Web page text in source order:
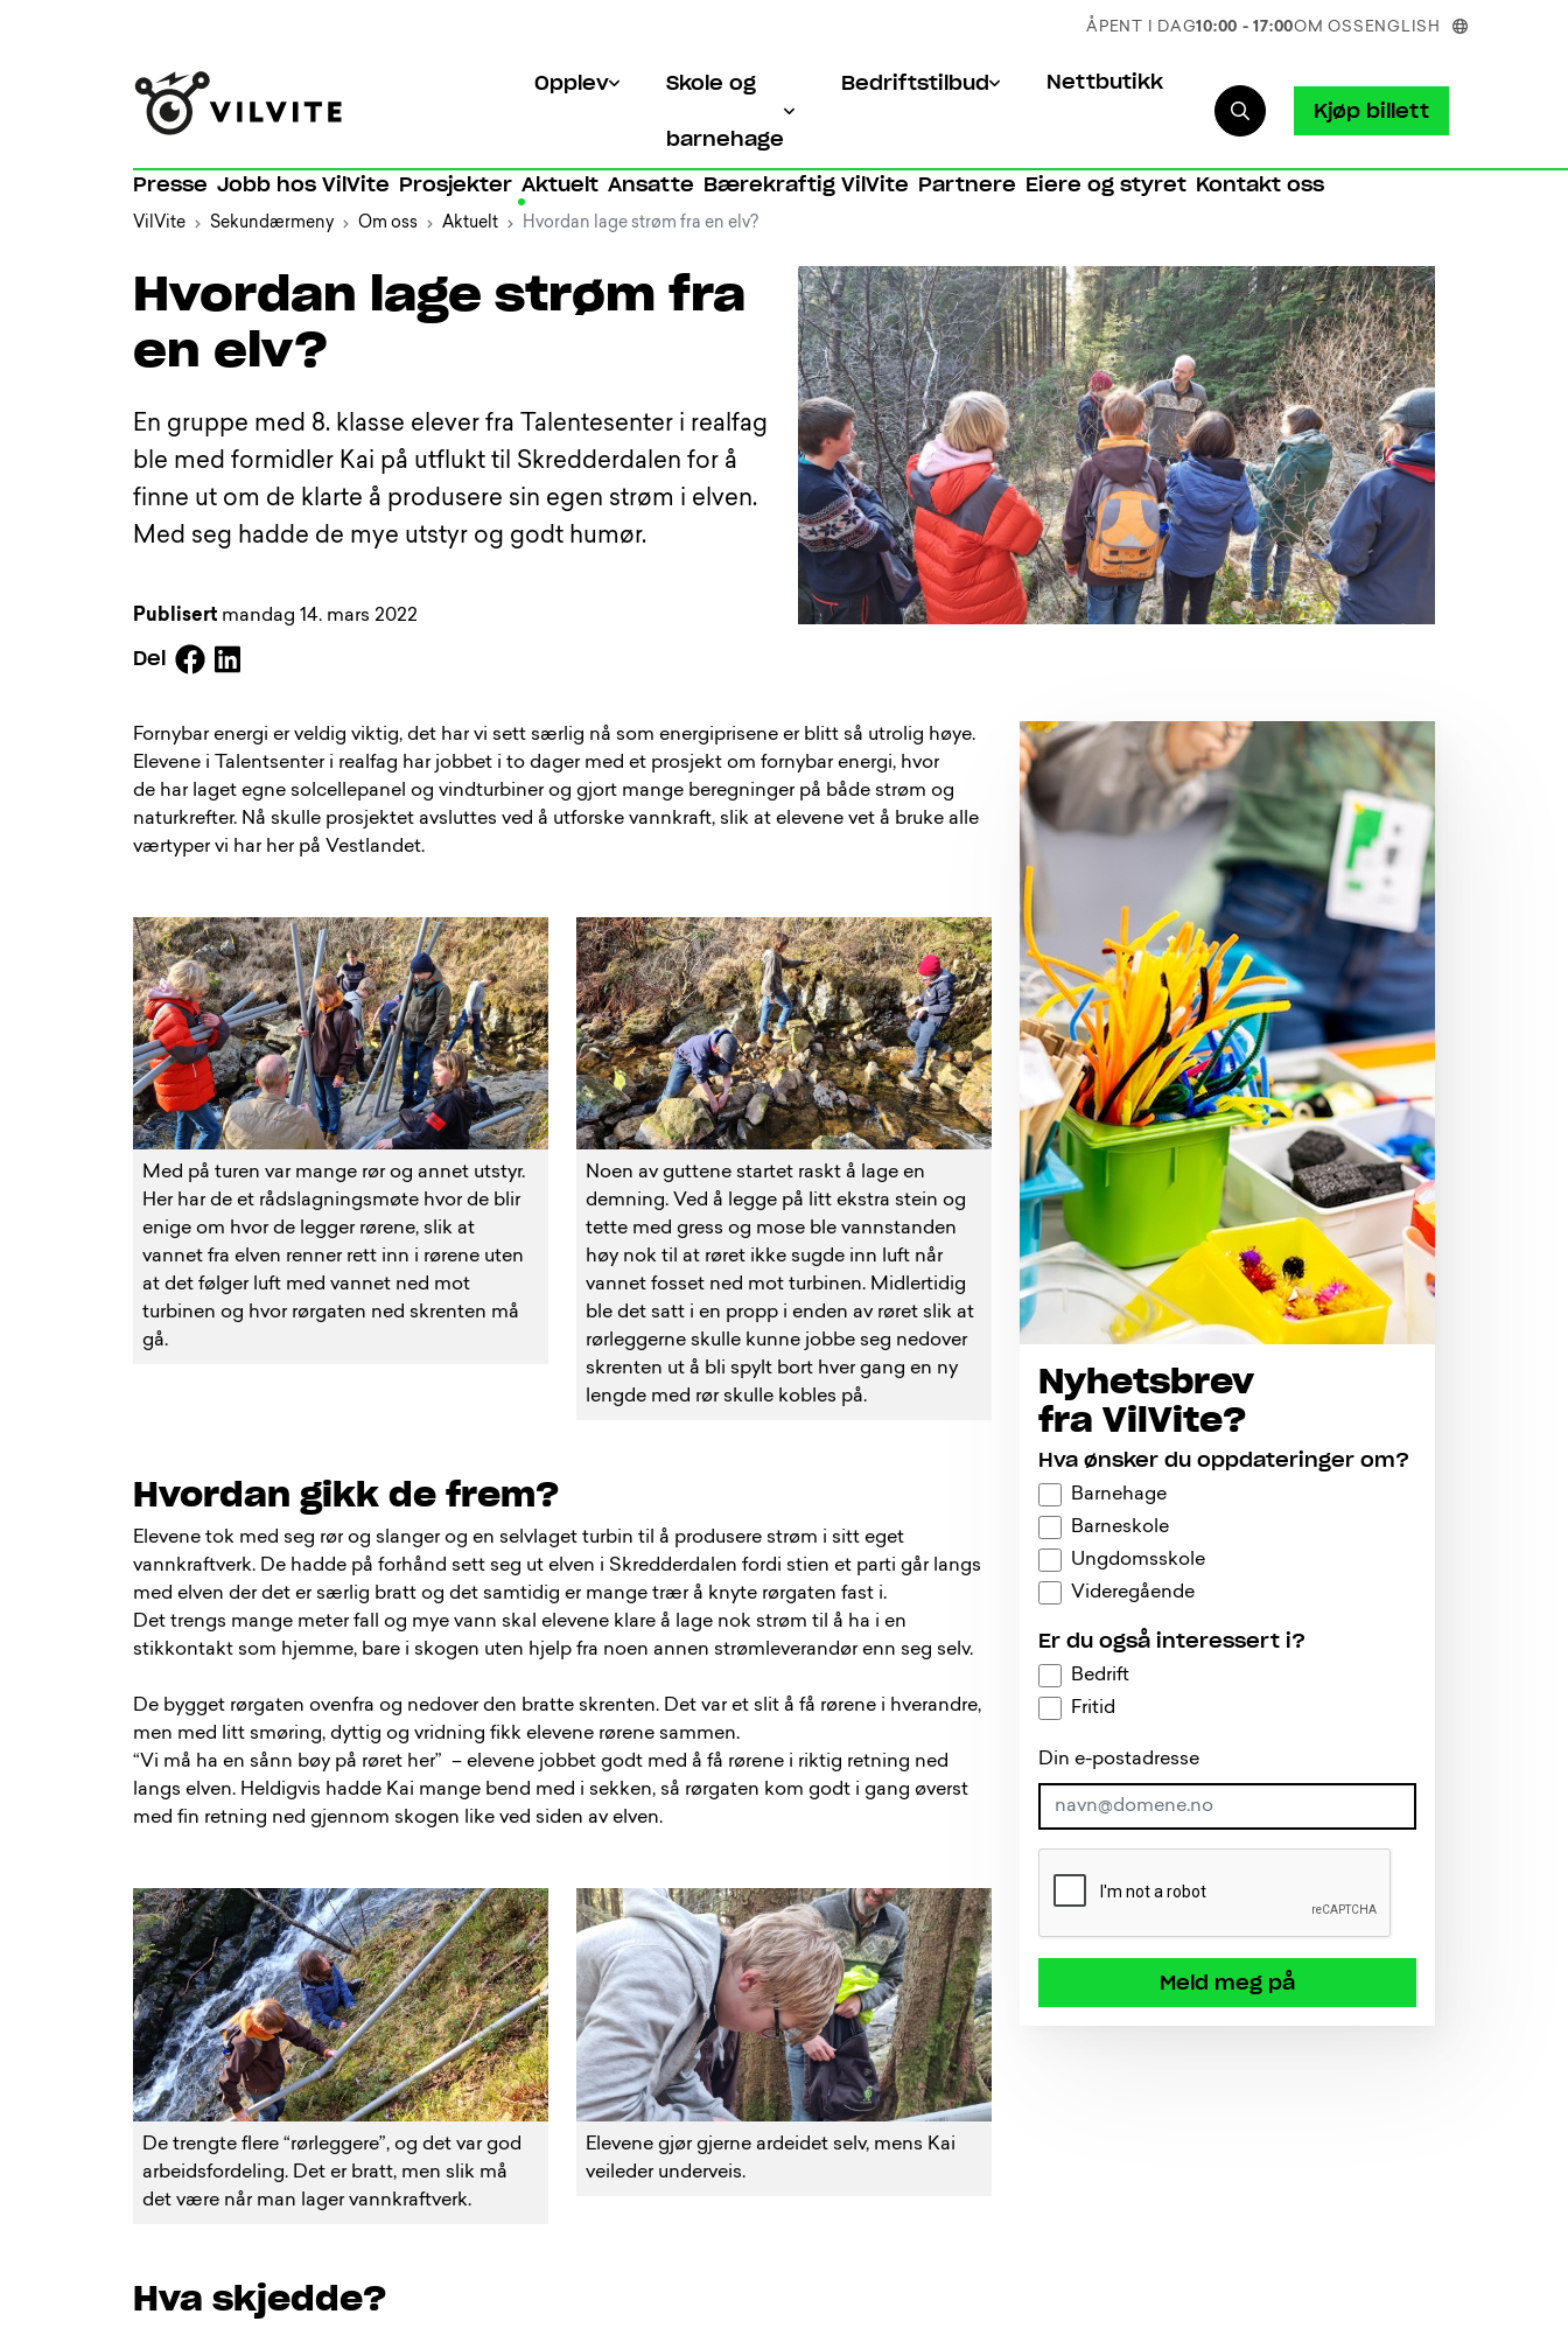
Opplev Skole og
barnehage
Bedriftstilbud Nettbutikk
ÅPENT I DAG10:00 - 17:00OM OSS ENGLISH
Kjøp billett
Presse Jobb hos VilVite Prosjekter Aktuelt Ansatte Bærekraftig VilVite Partnere Eiere og styret Kontakt oss
VilVite Sekundærmeny Om oss Aktuelt Hvordan lage strøm fra en elv?
Hvordan lage strøm fra
en elv?
En gruppe med 8. klasse elever fra Talentesenter i realfag
ble med formidler Kai på utflukt til Skredderdalen for å
finne ut om de klarte å produsere sin egen strøm i elven.
Med seg hadde de mye utstyr og godt humør.
Publisert mandag 14. mars 2022
Del Facebook
Linkedin
Fornybar energi er veldig viktig, det har vi sett særlig nå som energiprisene er blitt så utrolig høye.
Elevene i Talentsenter i realfag har jobbet i to dager med et prosjekt om fornybar energi, hvor
de har laget egne solcellepanel og vindturbiner og gjort mange beregninger på både strøm og
naturkrefter. Nå skulle prosjektet avsluttes ved å utforske vannkraft, slik at elevene vet å bruke alle
værtyper vi har her på Vestlandet.
Med på turen var mange rør og annet utstyr.
Her har de et rådslagningsmøte hvor de blir
enige om hvor de legger rørene, slik at
vannet fra elven renner rett inn i rørene uten
at det følger luft med vannet ned mot
turbinen og hvor rørgaten ned skrenten må
gå.
Noen av guttene startet raskt å lage en
demning. Ved å legge på litt ekstra stein og
tette med gress og mose ble vannstanden
høy nok til at røret ikke sugde inn luft når
vannet fosset ned mot turbinen. Midlertidig
ble det satt i en propp i enden av røret slik at
rørleggerne skulle kunne jobbe seg nedover
skrenten ut å bli spylt bort hver gang en ny
lengde med rør skulle kobles på.
Hvordan gikk de frem?
Elevene tok med seg rør og slanger og en selvlaget turbin til å produsere strøm i sitt eget
vannkraftverk. De hadde på forhånd sett seg ut elven i Skredderdalen fordi stien et parti går langs
med elven der det er særlig bratt og det samtidig er mange trær å knyte rørgaten fast i.
Det trengs mange meter fall og mye vann skal elevene klare å lage nok strøm til å ha i en
stikkontakt som hjemme, bare i skogen uten hjelp fra noen annen strømleverandør enn seg selv.
De bygget rørgaten ovenfra og nedover den bratte skrenten. Det var et slit å få rørene i hverandre,
men med litt smøring, dyttig og vridning fikk elevene rørene sammen.
“Vi må ha en sånn bøy på røret her” – elevene jobbet godt med å få rørene i riktig retning ned
langs elven. Heldigvis hadde Kai mange bend med i sekken, så rørgaten kom godt i gang øverst
med fin retning ned gjennom skogen like ved siden av elven.
De trengte flere “rørleggere”, og det var god
arbeidsfordeling. Det er bratt, men slik må
det være når man lager vannkraftverk.
Elevene gjør gjerne ardeidet selv, mens Kai
veileder underveis.
Hva skjedde?
Nyhetsbrev
fra VilVite?
Hva ønsker du oppdateringer om?
Barnehage
Barneskole
Ungdomsskole
Videregående
Er du også interessert i?
Bedrift
Fritid
Din e-postadresse
Meld meg på